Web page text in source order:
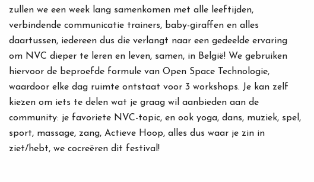
zullen we een week lang samenkomen met alle leeftijden,
verbindende communicatie trainers, baby-giraffen en alles
daartussen, iedereen dus die verlangt naar een gedeelde ervaring
om NVC dieper te leren en leven, samen, in België! We gebruiken
hiervoor de beproefde formule van Open Space Technologie,
waardoor elke dag ruimte ontstaat voor 3 workshops. Je kan zelf
kiezen om iets te delen wat je graag wil aanbieden aan de
community: je favoriete NVC-topic, en ook yoga, dans, muziek, spel,
sport, massage, zang, Actieve Hoop, alles dus waar je zin in
ziet/hebt, we cocreëren dit festival!